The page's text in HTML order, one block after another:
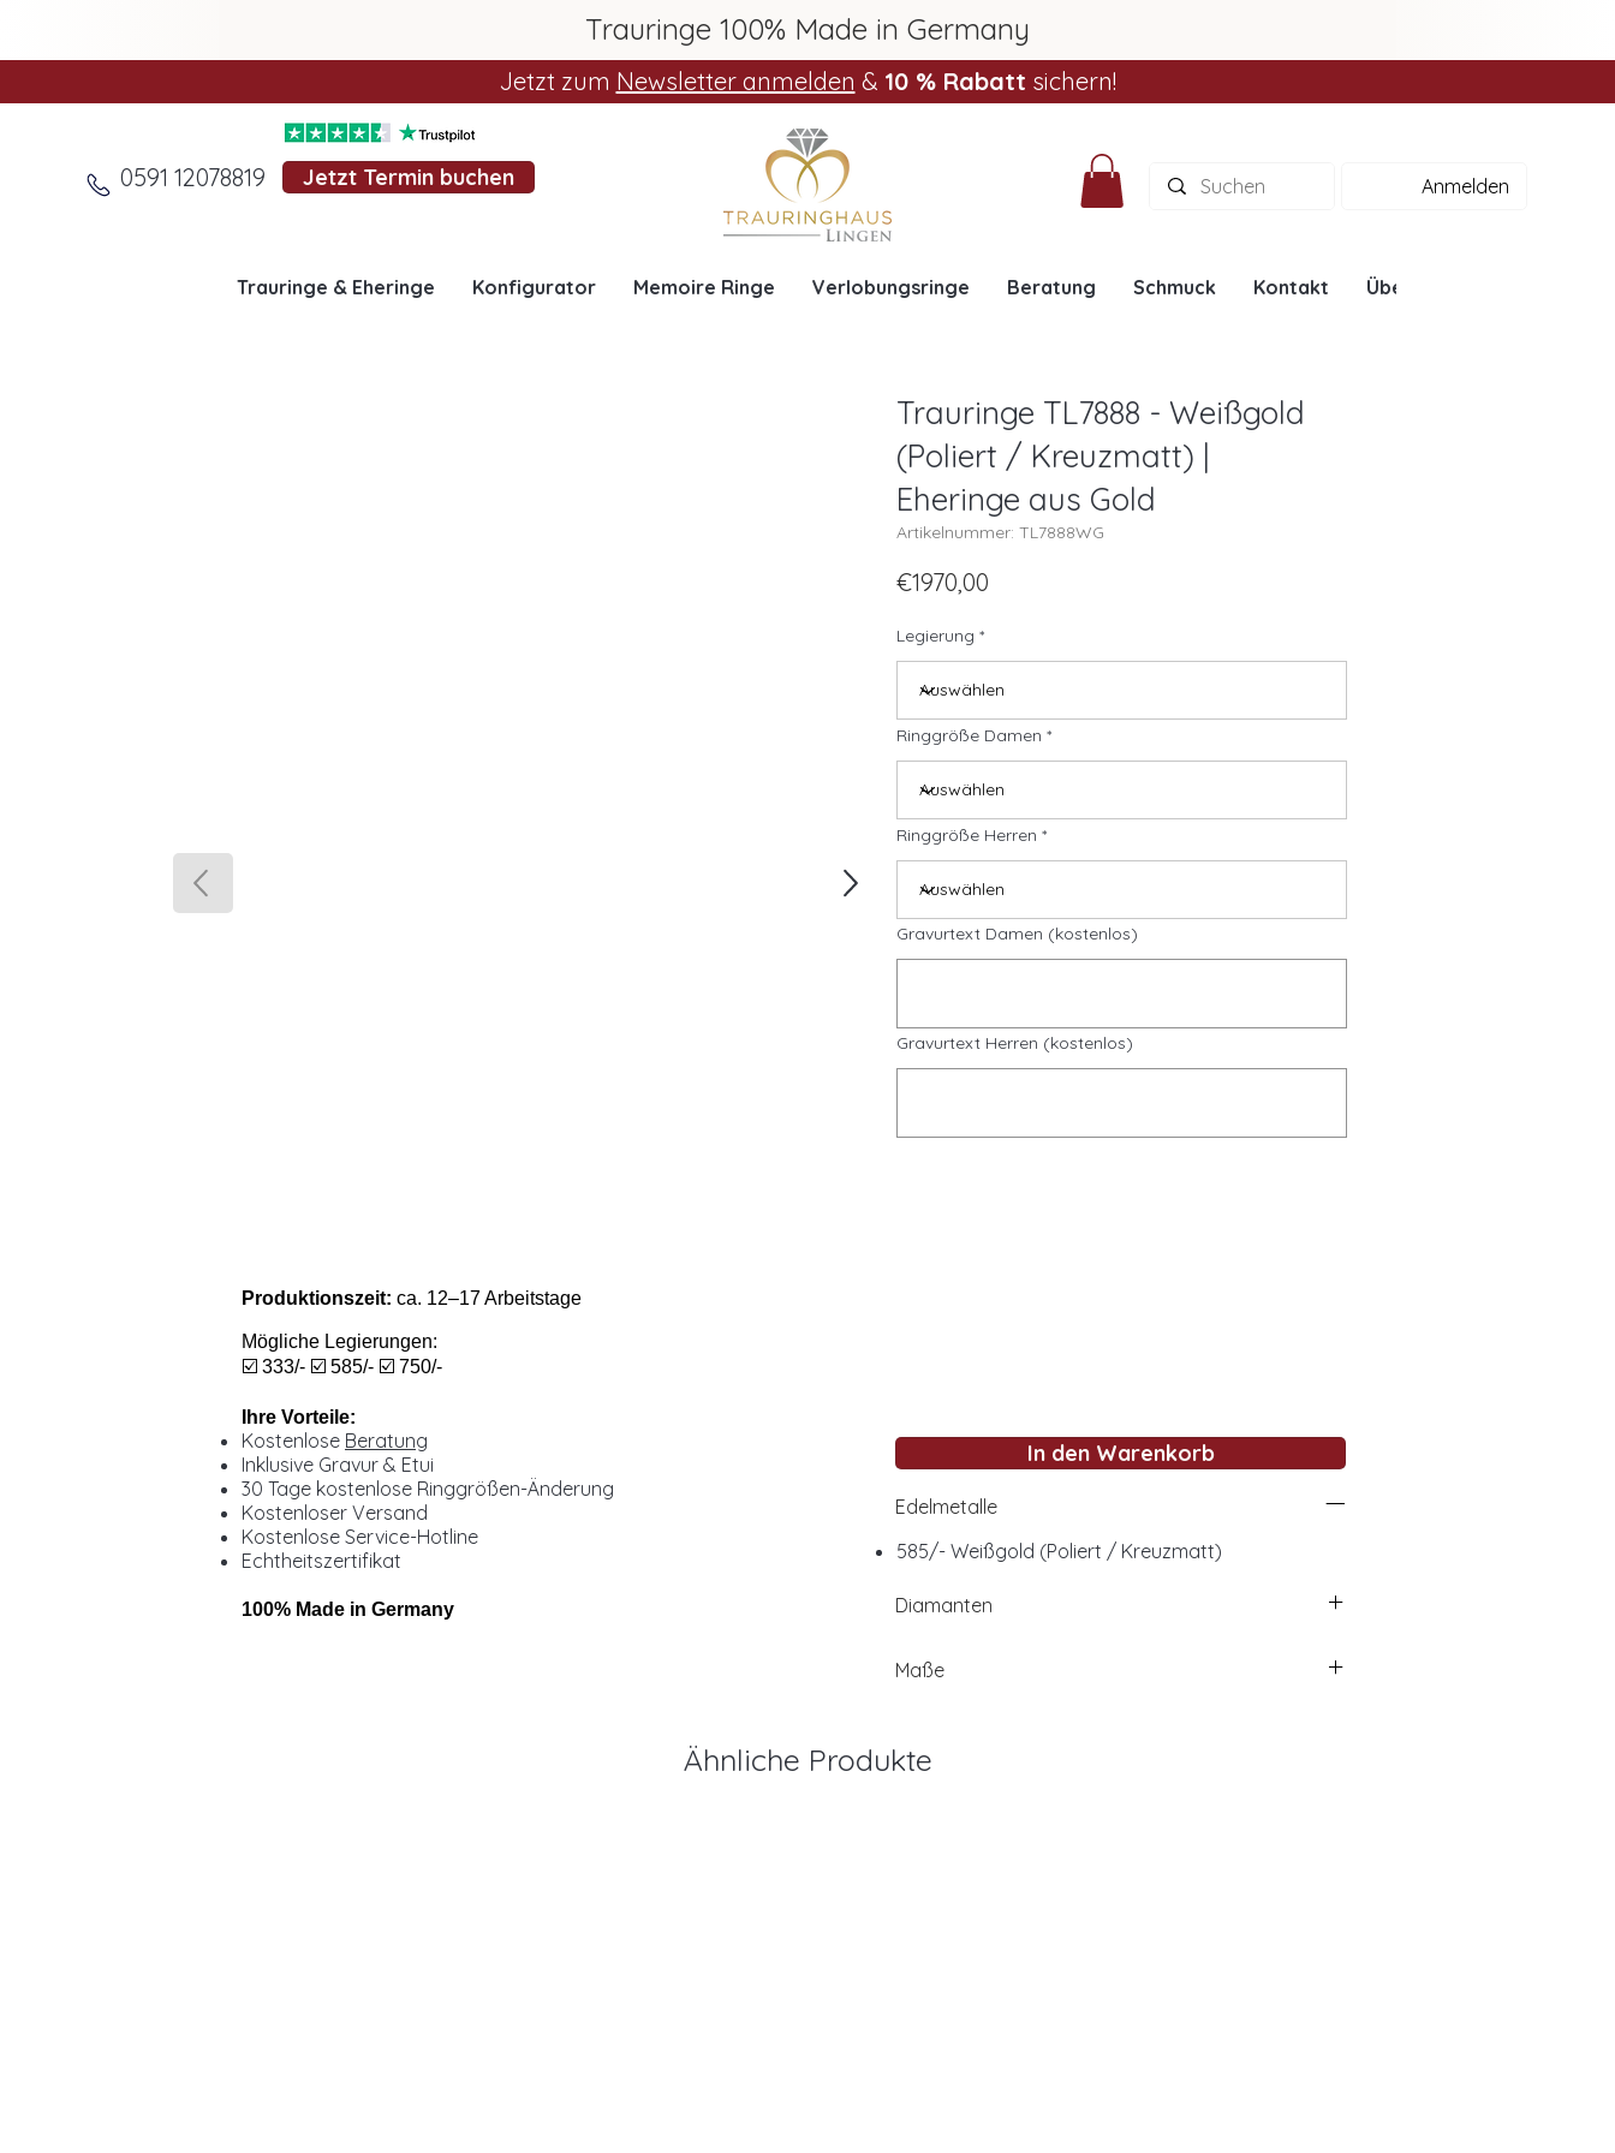
Trauringe 100% Made in Germany
Jetzt zum Newsletter anmelden & 10 % Rabatt sichern!
0591 12078819 Jetzt Termin buchen Anmelden
Trauringe & Eheringe Konfigurator Memoire Ringe Verlobungsringe Beratung Schmuck Kontakt Über uns
Produktionszeit: ca. 12–17 Arbeitstage
Mögliche Legierungen:
☑️ 333/- ☑️ 585/- ☑️ 750/-
Ihre Vorteile:
Kostenlose Beratung
Inklusive Gravur & Etui
30 Tage kostenlose Ringgrößen-Änderung
Kostenloser Versand
Kostenlose Service-Hotline
Echtheitszertifikat
100% Made in Germany
Trauringe TL7888 - Weißgold
(Poliert / Kreuzmatt) |
Eheringe aus Gold
Artikelnummer: TL7888WG
€1970,00
Legierung
Ringgröße Damen
Ringgröße Herren
Gravurtext Damen (kostenlos)
Gravurtext Herren (kostenlos)
In den Warenkorb
Edelmetalle
585/- Weißgold (Poliert / Kreuzmatt)
Diamanten
Maße
Ähnliche Produkte